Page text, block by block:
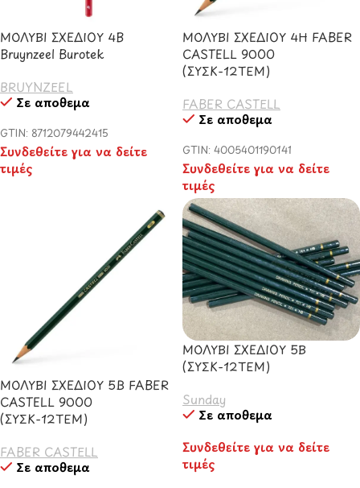
ΜΟΛΥΒΙ ΣΧΕΔΙΟΥ 4B
Bruynzeel Burotek
BRUYNZEEL
Σε απόθεμα
GTIN: 8712079442415
Συνδεθείτε για να δείτε
τιμές
ΜΟΛΥΒΙ ΣΧΕΔΙΟΥ 4Η FABER
CASTELL 9000
(ΣΥΣΚ-12ΤΕΜ)
FABER CASTELL
Σε απόθεμα
GTIN: 4005401190141
Συνδεθείτε για να δείτε
τιμές
ΜΟΛΥΒΙ ΣΧΕΔΙΟΥ 5B FABER
CASTELL 9000
(ΣΥΣΚ-12ΤΕΜ)
FABER CASTELL
Σε απόθεμα
ΜΟΛΥΒΙ ΣΧΕΔΙΟΥ 5Β
(ΣΥΣΚ-12ΤΕΜ)
Sunday
Σε απόθεμα
Συνδεθείτε για να δείτε
τιμές